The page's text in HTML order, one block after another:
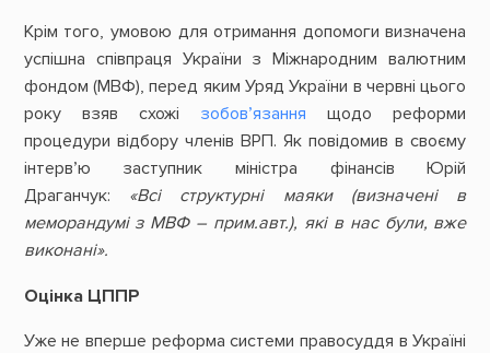
Крім того, умовою для отримання допомоги визначена
успішна співпраця України з Міжнародним валютним
фондом (МВФ), перед яким Уряд України в червні цього
року взяв схожі зобов’язання щодо реформи
процедури відбору членів ВРП. Як повідомив в своєму
інтерв’ю заступник міністра фінансів Юрій
Драганчук: «Всі структурні маяки (визначені в
меморандумі з МВФ – прим.авт.), які в нас були, вже
виконані».
Оцінка ЦППР
Уже не вперше реформа системи правосуддя в Україні